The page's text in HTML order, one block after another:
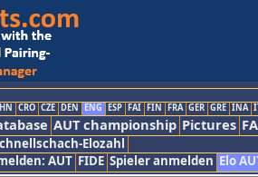
CRO CZE DEN ENG ESP FAI FIN FRA GER GRE INA
AUT championship Pictures
Elozahl
AUT FIDE Spieler anmelden Elo